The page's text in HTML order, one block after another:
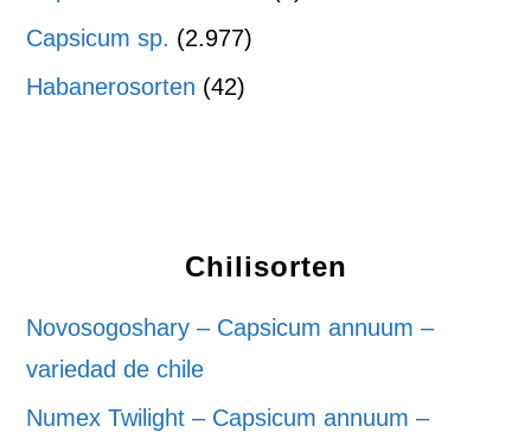
Capsicum sp. (2.977)
Habanerosorten (42)
Chilisorten
Novosogoshary – Capsicum annuum –
variedad de chile
Numex Twilight – Capsicum annuum –